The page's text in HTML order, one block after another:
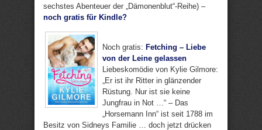
sechstes Abenteuer der „Dämonenblut“-Reihe) –
noch gratis für Kindle?
Noch gratis: Fetching – Liebe
von der Leine gelassen
Liebeskomödie von Kylie Gilmore:
„Er ist ihr Ritter in glänzender
Rüstung. Nur ist sie keine
Jungfrau in Not …“ – Das
„Horsemann Inn“ ist seit 1788 im
Besitz von Sidneys Familie … doch jetzt drücken